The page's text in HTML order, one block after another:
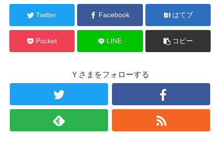
Twitter Facebook はてブ
Pocket LINE コピー
Ｙさまをフォローする